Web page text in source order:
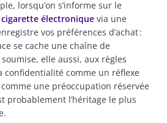
lorsqu’on s’informe sur le
électronique via une
vos préférences d’achat :
se cache une chaîne de
elle aussi, aux règles
confidentialité comme un réflexe
une préoccupation réservée
probablement l’héritage le plus